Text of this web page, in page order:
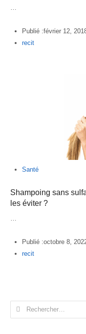
Publié :février 12,
Author
recit
Santé
Shampoing sans
les éviter ?
Publié :octobre 8,
Author
recit
Rechercher :